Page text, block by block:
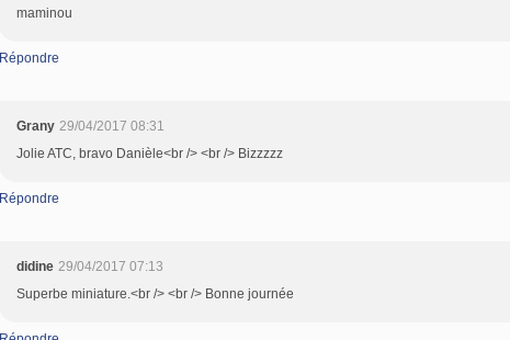
maminou
Répondre
Grany 29/04/2017 08:31
Jolie ATC, bravo Danièle<br /> <br /> Bizzzzz
Répondre
didine 29/04/2017 07:13
Superbe miniature.<br /> <br /> Bonne journée